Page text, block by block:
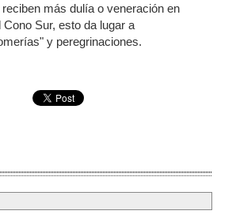
más dulía o veneración en
Sur, esto da lugar a
y peregrinaciones.